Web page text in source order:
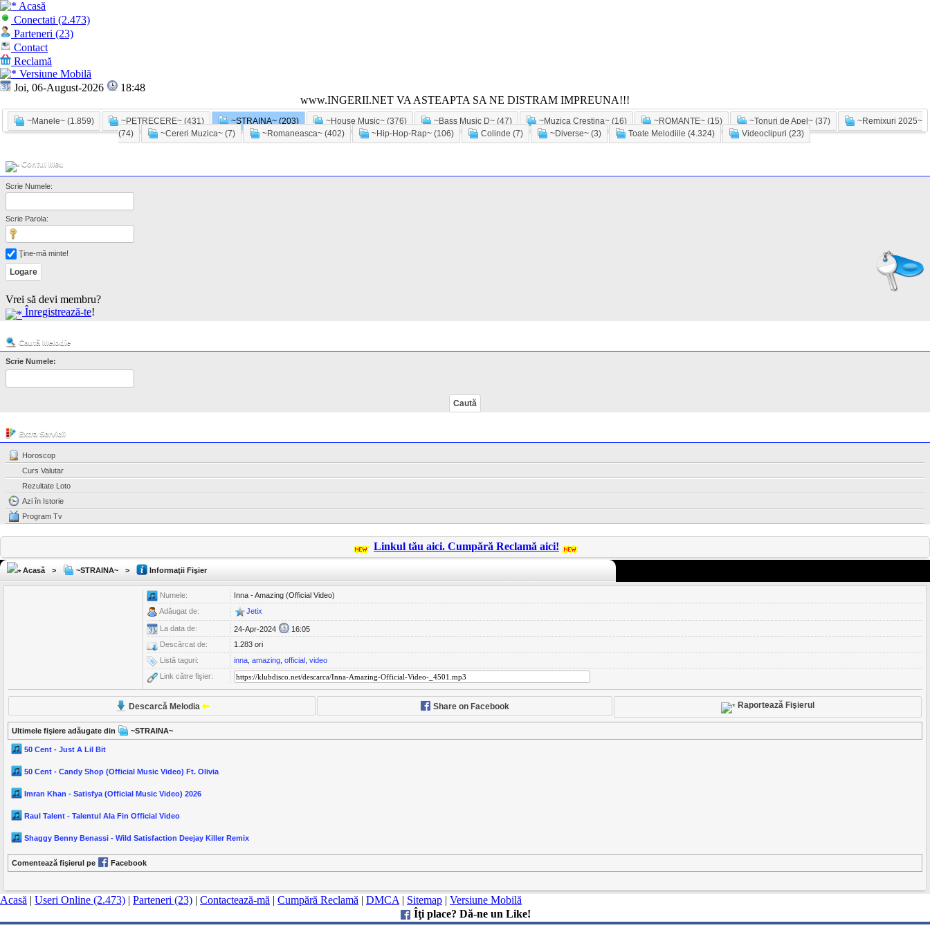
Acasă
Conectati (2.473)
Parteneri (23)
Contact
Reclamă
Versiune Mobilă
Joi, 06-August-2026
18:48
www.INGERII.NET VA ASTEAPTA SA NE DISTRAM IMPREUNA!!!
~Manele~ (1.859) ~PETRECERE~ (431) ~STRAINA~ (203) ~House Music~ (376) ~Bass Music D~ (47) ~Muzica Crestina~ (16) ~ROMANTE~ (15) ~Tonuri de Apel~ (37)
~Remixuri 2025~
(74)
~Cereri Muzica~ (7) ~Romaneasca~ (402) ~Hip-Hop-Rap~ (106) Colinde (7) ~Diverse~ (3) Toate Melodiile (4.324) Videoclipuri (23)
Contul Meu
Scrie Numele:
Scrie Parola:
Ţine-mă minte!
Vrei să devi membru?
Înregistrează-te!
Caută Melodie
Scrie Numele:
Extra Servicii
Horoscop
Curs Valutar
Rezultate Loto
Azi în Istorie
Program Tv
Linkul tău aici. Cumpără Reclamă aici!
Acasă > ~STRAINA~ > Informaţii Fişier
Numele:
Inna - Amazing (Official Video)
Adăugat de:
Jetix
La data de: 24-Apr-2024
16:05
Descărcat de:
1.283 ori
Listă taguri:
inna, amazing, official , video
Link către fişier:
Descarcă Melodia Share on Facebook Raportează Fişierul
Ultimele fişiere adăugate din ~STRAINA~
50 Cent - Just A Lil Bit
50 Cent - Candy Shop (Official Music Video) Ft. Olivia
Imran Khan - Satisfya (Official Music Video) 2026
Raul Talent - Talentul Ala Fin Official Video
Shaggy Benny Benassi - Wild Satisfaction Deejay Killer Remix
Comentează fişierul pe Facebook
Acasă | Useri Online (2.473) | Parteneri (23) | Contactează-mă | Cumpără Reclamă | DMCA | Sitemap | Versiune Mobilă
Îţi place? Dă-ne un Like!